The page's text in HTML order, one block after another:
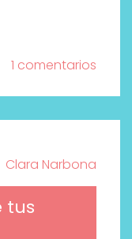
1 comentarios
Clara Narbona
tus